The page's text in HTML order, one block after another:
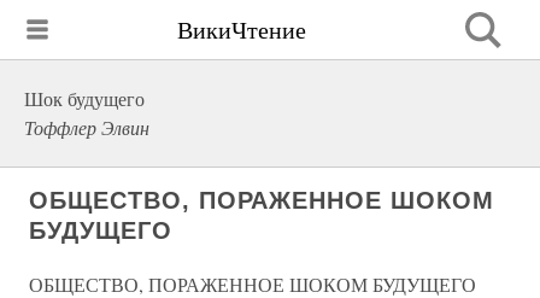
ВикиЧтение
Шок будущего
Тоффлер Элвин
ОБЩЕСТВО, ПОРАЖЕННОЕ ШОКОМ
БУДУЩЕГО
ОБЩЕСТВО, ПОРАЖЕННОЕ ШОКОМ БУДУЩЕГО